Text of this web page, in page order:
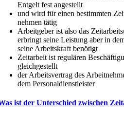
Entgelt fest angestellt
und wird für einen bestimmten
nehmen tätig
Arbeit­geber ist also das
erbringt seine Leistung aber in
seine Arbeits­kraft benötigt
Zeitarbeit ist regulären
gleichgestellt
der Arbeits­vertrag des
dem Personaldienstleister
ist der Unter­schied zwischen